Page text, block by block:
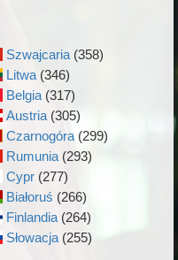
Szwajcaria (358)
Litwa (346)
Belgia (317)
Austria (305)
Czarnogóra (299)
Rumunia (293)
Cypr (277)
Białoruś (266)
Finlandia (264)
Słowacja (255)